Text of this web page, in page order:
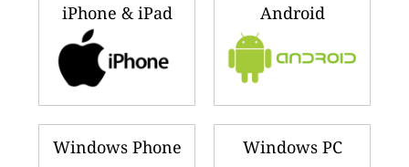
iPhone & iPad Android
Windows Phone Windows PC